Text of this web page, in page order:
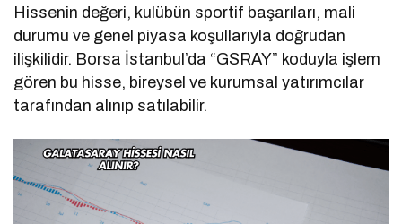
Hissenin değeri, kulübün sportif başarıları, mali
durumu ve genel piyasa koşullarıyla doğrudan
ilişkilidir. Borsa İstanbul’da “GSRAY” koduyla işlem
gören bu hisse, bireysel ve kurumsal yatırımcılar
tarafından alınıp satılabilir.